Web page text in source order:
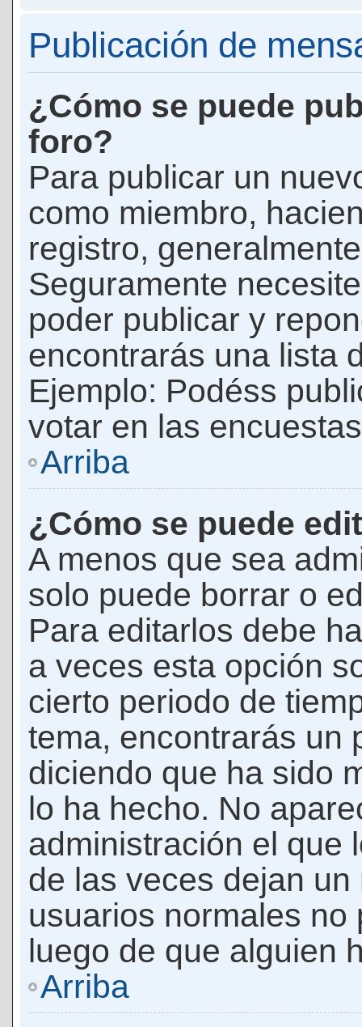
Publicación de
¿Cómo se puede
foro?
Para publicar un
como miembro,
registro,
Seguramente
poder publicar y
encontrarás una lista
Ejemplo: Podéss
votar en las
Arriba
¿Cómo se puede
A menos que sea
solo puede borrar o
Para editarlos debe
a veces esta opción
cierto periodo de
tema, encontrarás un
diciendo que ha sido
lo ha hecho. No
administración el que
de las veces dejan
usuarios normales
luego de que alguien
Arriba